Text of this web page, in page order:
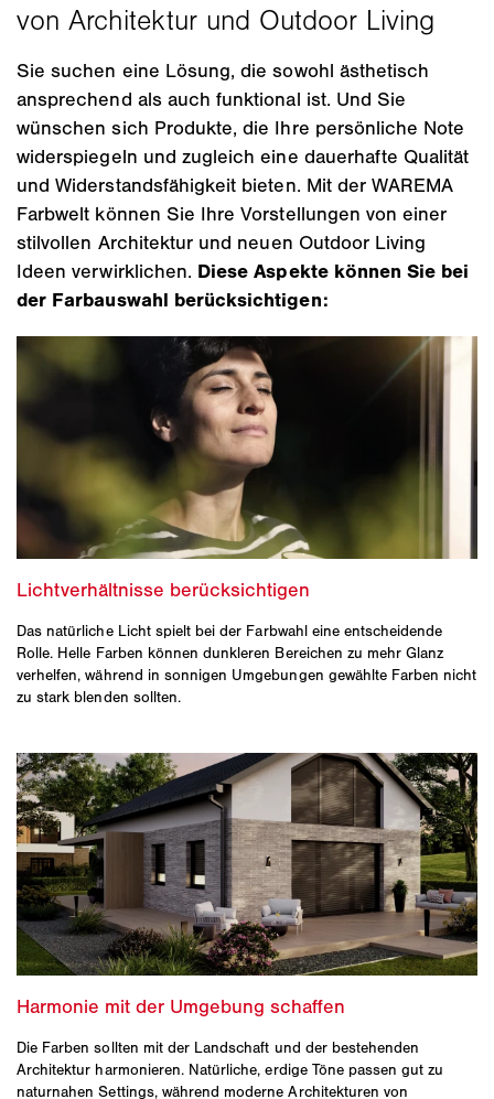
Sie suchen eine Lösung, die sowohl ästhetisch
ansprechend als auch funktional ist. Und Sie
wünschen sich Produkte, die Ihre persönliche Note
widerspiegeln und zugleich eine dauerhafte Qualität
und Widerstandsfähigkeit bieten. Mit der WAREMA
Farbwelt können Sie Ihre Vorstellungen von einer
stilvollen Architektur und neuen Outdoor Living
Ideen verwirklichen. Diese Aspekte können Sie bei
der Farbauswahl berücksichtigen:
Das natürliche Licht spielt bei der Farbwahl eine entscheidende
Rolle. Helle Farben können dunkleren Bereichen zu mehr Glanz
verhelfen, während in sonnigen Umgebungen gewählte Farben nicht
zu stark blenden sollten.
Die Farben sollten mit der Landschaft und der bestehenden
Architektur harmonieren. Natürliche, erdige Töne passen gut zu
naturnahen Settings, während moderne Architekturen von